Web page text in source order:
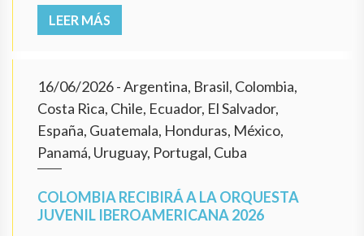
LEER MÁS
16/06/2026- Argentina, Brasil, Colombia,
Costa Rica, Chile, Ecuador, El Salvador,
España, Guatemala, Honduras, México,
Panamá, Uruguay, Portugal, Cuba
COLOMBIA RECIBIRÁ A LA ORQUESTA
JUVENIL IBEROAMERICANA 2026